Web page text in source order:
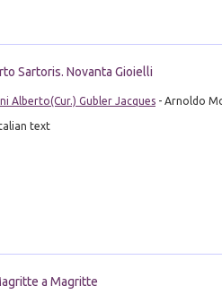
Sartoris. Novanta Gioielli
Alberto(Cur.) Gubler Jacques- Arnoldo
text
a Magritte